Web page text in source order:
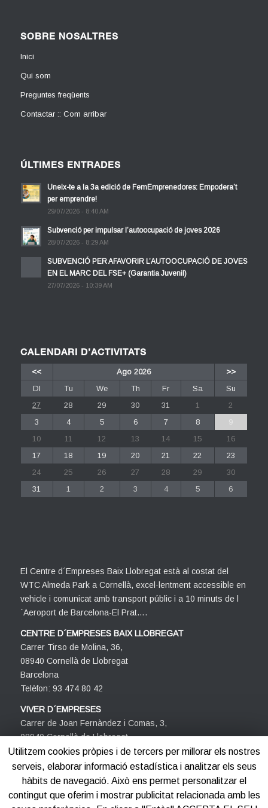
SOBRE NOSALTRES
Inici
Qui som
Preguntes freqüents
Contactar :: Com arribar
ÚLTIMES ENTRADES
Uneix-te a la 3a edició de FemEmprenedores: Empodera’t
per emprendre!
29/07/2026 - 8:40 AM
Subvenció per impulsar l’autoocupació de joves 2026
28/07/2026 - 8:29 AM
SUBVENCIÓ PER AFAVORIR L’AUTOOCUPACIÓ DE JOVES
EN EL MARC DEL FSE+ (Garantia Juvenil)
27/07/2026 - 10:39 AM
CALENDARI D’ACTIVITATS
<< Ago 2026
>>
Dl
Tu We Th Fr Sa
Su
27
28 29 30 31 1
2
3
4 5 6 7 8
9
10
11 12 13 14 15
16
17
18 19 20 21 22
23
24
25 26 27 28 29
30
31
1 2 3 4 5 6
El Centre d´Empreses Baix Llobregat està al costat del
WTC Almeda Park a Cornellà, excel·lentment accessible en
vehicle i comunicat amb transport públic i a 10 minuts de l
´Aeroport de Barcelona-El Prat….
CENTRE D´EMPRESES BAIX LLOBREGAT
Carrer Tirso de Molina, 36,
08940 Cornellà de Llobregat
Barcelona
Telèfon: 93 474 80 42
VIVER D´EMPRESES
Carrer de Joan Fernàndez i Comas, 3,
08940 Cornellà de Llobregat
Barcelona
Telèfon: 93 474 80 42
Utilitzem cookies pròpies i de tercers per millorar els nostres
serveis, elaborar informació estadística i analitzar els seus
hàbits de navegació. Això ens permet personalitzar el
contingut que oferim i mostrar publicitat relacionada amb les